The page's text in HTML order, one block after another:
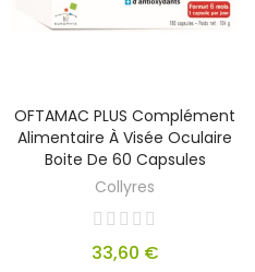
OFTAMAC PLUS Complément
Alimentaire À Visée Oculaire
Boite De 60 Capsules
Collyres
33,60 €